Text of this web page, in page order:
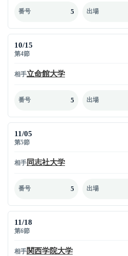
番号 5 出場
10/15
第4節
相手立命館大学
番号 5 出場
11/05
第5節
相手 同志社大学
番号 5 出場
11/18
第6節
相手関西学院大学